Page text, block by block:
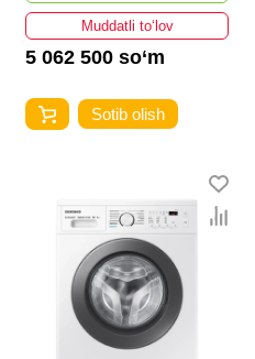
Muddatli to‘lov
5 062 500 so‘m
Sotib olish